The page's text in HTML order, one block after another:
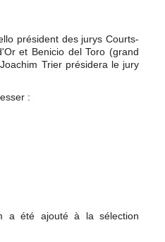
président des jurys Courts-
et Benicio del Toro (grand
Trier présidera le jury
:
a été ajouté à la sélection